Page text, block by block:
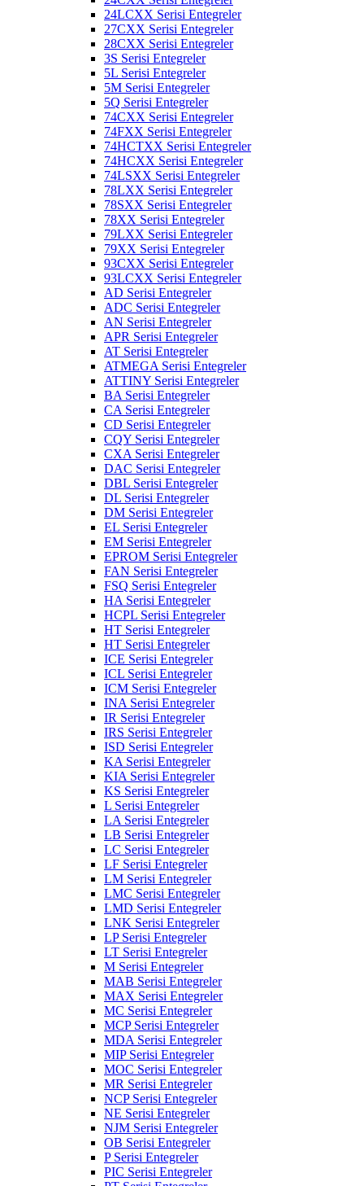
24LCXX Serisi Entegreler
27CXX Serisi Entegreler
28CXX Serisi Entegreler
3S Serisi Entegreler
5L Serisi Entegreler
5M Serisi Entegreler
5Q Serisi Entegreler
74CXX Serisi Entegreler
74FXX Serisi Entegreler
74HCTXX Serisi Entegreler
74HCXX Serisi Entegreler
74LSXX Serisi Entegreler
78LXX Serisi Entegreler
78SXX Serisi Entegreler
78XX Serisi Entegreler
79LXX Serisi Entegreler
79XX Serisi Entegreler
93CXX Serisi Entegreler
93LCXX Serisi Entegreler
AD Serisi Entegreler
ADC Serisi Entegreler
AN Serisi Entegreler
APR Serisi Entegreler
AT Serisi Entegreler
ATMEGA Serisi Entegreler
ATTINY Serisi Entegreler
BA Serisi Entegreler
CA Serisi Entegreler
CD Serisi Entegreler
CQY Serisi Entegreler
CXA Serisi Entegreler
DAC Serisi Entegreler
DBL Serisi Entegreler
DL Serisi Entegreler
DM Serisi Entegreler
EL Serisi Entegreler
EM Serisi Entegreler
EPROM Serisi Entegreler
FAN Serisi Entegreler
FSQ Serisi Entegreler
HA Serisi Entegreler
HCPL Serisi Entegreler
HT Serisi Entegreler
HT Serisi Entegreler
ICE Serisi Entegreler
ICL Serisi Entegreler
ICM Serisi Entegreler
INA Serisi Entegreler
IR Serisi Entegreler
IRS Serisi Entegreler
ISD Serisi Entegreler
KA Serisi Entegreler
KIA Serisi Entegreler
KS Serisi Entegreler
L Serisi Entegreler
LA Serisi Entegreler
LB Serisi Entegreler
LC Serisi Entegreler
LF Serisi Entegreler
LM Serisi Entegreler
LMC Serisi Entegreler
LMD Serisi Entegreler
LNK Serisi Entegreler
LP Serisi Entegreler
LT Serisi Entegreler
M Serisi Entegreler
MAB Serisi Entegreler
MAX Serisi Entegreler
MC Serisi Entegreler
MCP Serisi Entegreler
MDA Serisi Entegreler
MIP Serisi Entegreler
MOC Serisi Entegreler
MR Serisi Entegreler
NCP Serisi Entegreler
NE Serisi Entegreler
NJM Serisi Entegreler
OB Serisi Entegreler
P Serisi Entegreler
PIC Serisi Entegreler